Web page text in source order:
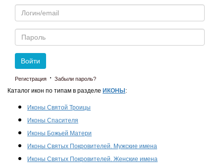
Email
Пароль
Войти
Регистрация · Забыли пароль?
Каталог икон по типам в разделе ИКОНЫ :
Иконы Святой Троицы
Иконы Спасителя
Иконы Божьей Матери
Иконы Святых Покровителей. Мужские имена
Иконы Святых Покровителей. Женские имена